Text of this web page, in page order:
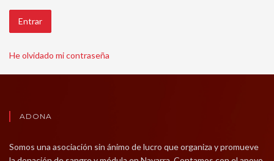
Entrar
He olvidado mi contraseña
ADONA
Somos una asociación sin ánimo de lucro que organiza y promueve